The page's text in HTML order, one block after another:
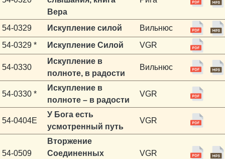
Вера
54-0329 Искупление силой
Вильнюс
54-0329 *
Искупление Силой VGR
54-0330
Искупление в
полноте, в радости
Вильнюс
54-0330 *
Искупление в
полноте – в радости
VGR
54-0404E
У Бога есть
усмотренный путь
VGR
54-0509
Вторжение
Соединенных
VGR